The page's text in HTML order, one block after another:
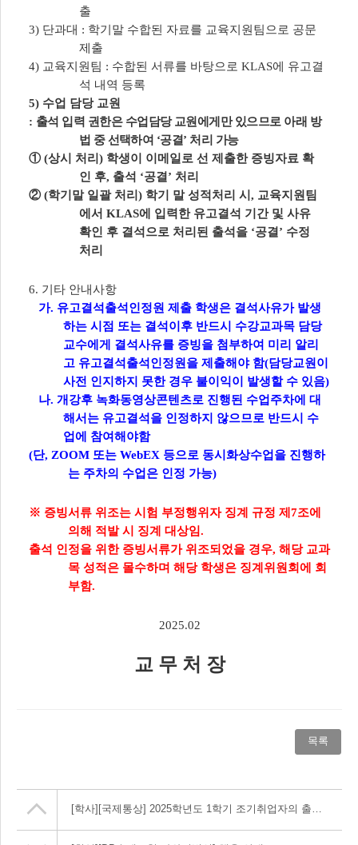
출
3) 단과대 : 학기말 수합된 자료를 교육지원팀으로 공문
제출
4) 교육지원팀 : 수합된 서류를 바탕으로 KLAS에 유고결
석 내역 등록
5) 수업 담당 교원
: 출석 입력 권한은 수업담당 교원에게만 있으므로 아래 방
법 중 선택하여 ‘공결’ 처리 가능
① (상시 처리 ) 학생이 이메일로 선 제출한 증빙자료 확
인 후, 출석 ‘공결 ’ 처리
② (학기말 일괄 처리 ) 학기 말 성적처리 시 , 교육지원팀
에서 KLAS에 입력한 유고결석 기간 및 사유
확인 후 결석으로 처리된 출석을 ‘공결 ’ 수정
처리
6. 기타 안내사항
가. 유고결석출석인정원 제출 학생은 결석사유가 발생
하는 시점 또는 결석이후 반드시 수강교과목 담당
교수에게 결석사유를 증빙을 첨부하여 미리 알리
고 유고결석출석인정원을 제출해야 함(담당교원이
사전 인지하지 못한 경우 불이익이 발생할 수 있음)
나. 개강후 녹화동영상콘텐츠로 진행된 수업주차에 대
해서는 유고결석을 인정하지 않으므로 반드시 수
업에 참여해야함
(단, ZOOM 또는 WebEX 등으로 동시화상수업을 진행하
는 주차의 수업은 인정 가능)
※ 증빙서류 위조는 시험 부정행위자 징계 규정 제 7조에
의해 적발 시 징계 대상임.
출석 인정을 위한 증빙서류가 위조되었을 경우, 해당 교과
목 성적은 몰수하며 해당 학생은 징계위원회에 회
부함.
2025.02
교 무 처 장
목록
[학사] [국제통상] 2025학년도 1학기 조기취업자의 출석인정에 관한 사항 안내